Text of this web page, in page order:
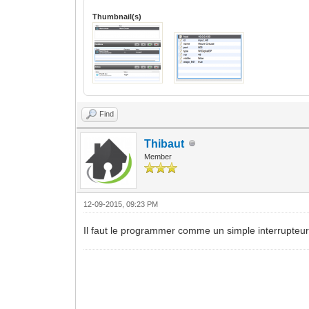
Thumbnail(s)
Find
Thibaut
Member
12-09-2015, 09:23 PM
Il faut le programmer comme un simple